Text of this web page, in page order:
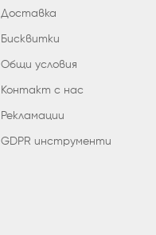
Доставка
Бисквитки
Общи условия
Контакт с нас
Рекламации
GDPR инструменти